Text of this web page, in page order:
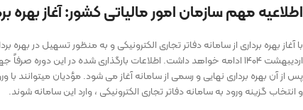
اطلاعیه مهم سازمان امور مالیاتی کشور: آغاز بهره
اردیبهشت ۱۴۰۴ ادامه خواهد داشت. اطلاعات بارگذاری شده در این
پس از آن بهره برداری نهایی و رسمی از سامانه آغاز می شود. مؤدیان میتوانند
و انتخاب گزینه ورود به سامانه دفاتر تجاری الکترونیکی ، وارد این سامانه شوند.